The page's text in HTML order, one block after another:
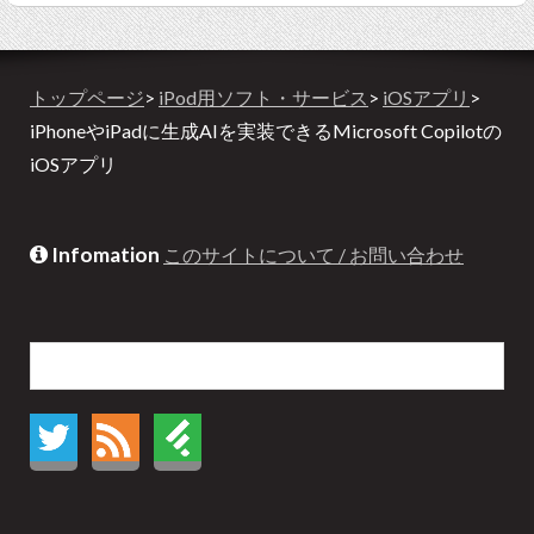
トップページ> iPod用ソフト・サービス > iOSアプリ >
iPhoneやiPadに生成AIを実装できるMicrosoft Copilotの
iOSアプリ
Infomation このサイトについて / お問い合わせ